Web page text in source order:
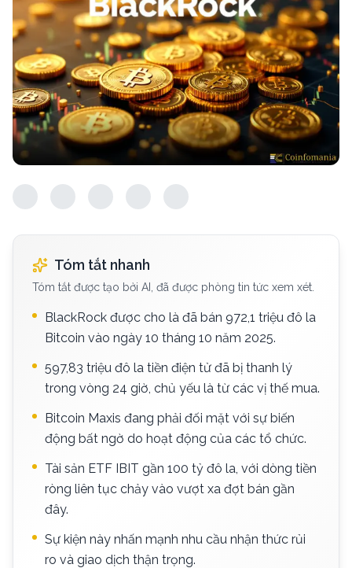
Tóm tắt nhanh
Tóm tắt được tạo bởi AI, đã được phòng tin tức xem xét.
BlackRock được cho là đã bán 972,1 triệu đô la
Bitcoin vào ngày 10 tháng 10 năm 2025.
597,83 triệu đô la tiền điện tử đã bị thanh lý
trong vòng 24 giờ, chủ yếu là từ các vị thế mua.
Bitcoin Maxis đang phải đối mặt với sự biến
động bất ngờ do hoạt động của các tổ chức.
Tài sản ETF IBIT gần 100 tỷ đô la, với dòng tiền
ròng liên tục chảy vào vượt xa đợt bán gần
đây.
Sự kiện này nhấn mạnh nhu cầu nhận thức rủi
ro và giao dịch thận trọng.